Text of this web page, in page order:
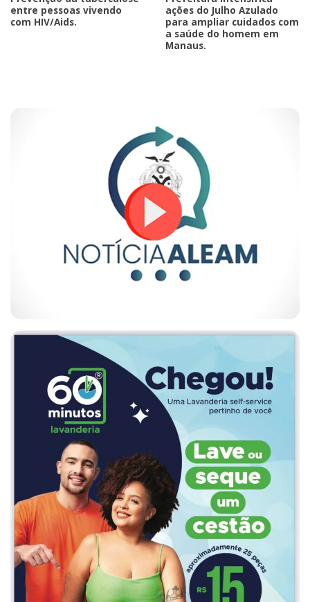
entre pessoas vivendo
com HIV/Aids.
ações do Julho Azulado
para ampliar cuidados com
a saúde do homem em
Manaus.